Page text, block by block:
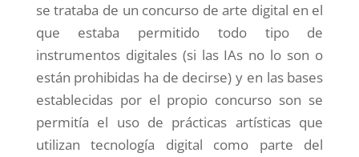
se trataba de un concurso de arte digital en el
que estaba permitido todo tipo de
instrumentos digitales (si las IAs no lo son o
están prohibidas ha de decirse) y en las bases
establecidas por el propio concurso son se
permitía el uso de prácticas artísticas que
utilizan tecnología digital como parte del